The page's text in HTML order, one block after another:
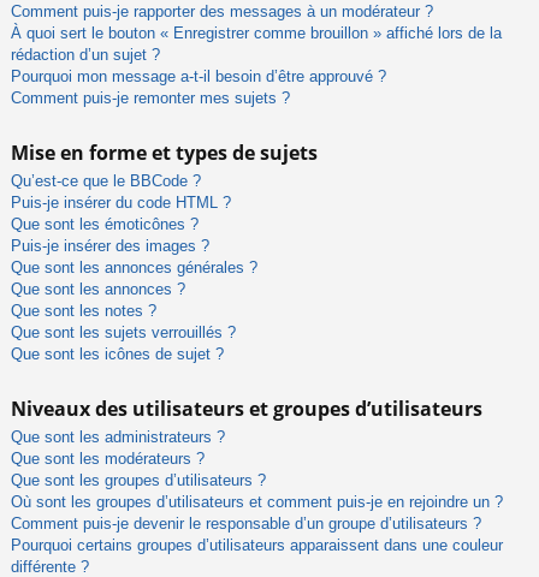
Comment puis-je rapporter des messages à un modérateur ?
À quoi sert le bouton « Enregistrer comme brouillon » affiché lors de la
rédaction d’un sujet ?
Pourquoi mon message a-t-il besoin d’être approuvé ?
Comment puis-je remonter mes sujets ?
Mise en forme et types de sujets
Qu’est-ce que le BBCode ?
Puis-je insérer du code HTML ?
Que sont les émoticônes ?
Puis-je insérer des images ?
Que sont les annonces générales ?
Que sont les annonces ?
Que sont les notes ?
Que sont les sujets verrouillés ?
Que sont les icônes de sujet ?
Niveaux des utilisateurs et groupes d’utilisateurs
Que sont les administrateurs ?
Que sont les modérateurs ?
Que sont les groupes d’utilisateurs ?
Où sont les groupes d’utilisateurs et comment puis-je en rejoindre un ?
Comment puis-je devenir le responsable d’un groupe d’utilisateurs ?
Pourquoi certains groupes d’utilisateurs apparaissent dans une couleur
différente ?